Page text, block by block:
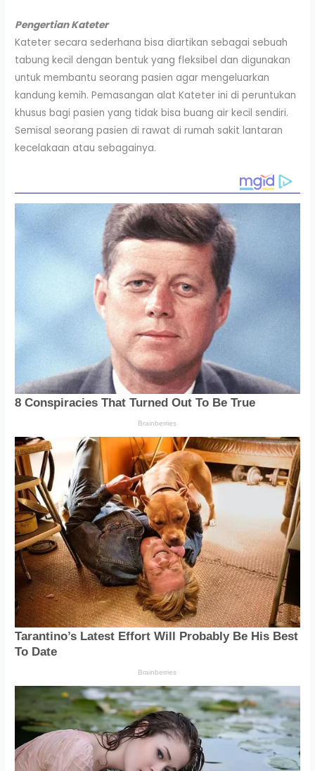
Pengertian Kateter
Kateter secara sederhana bisa diartikan sebagai sebuah
tabung kecil dengan bentuk yang fleksibel dan digunakan
untuk membantu seorang pasien agar mengeluarkan
kandung kemih. Pemasangan alat Kateter ini di peruntukan
khusus bagi pasien yang tidak bisa buang air kecil sendiri.
Semisal seorang pasien di rawat di rumah sakit lantaran
kecelakaan atau sebagainya.